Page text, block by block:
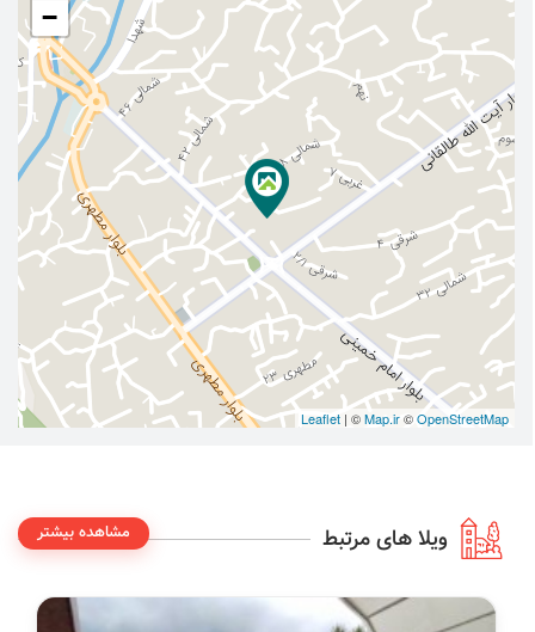
−
Leaflet | ©Map.ir©OpenStreetMap
ویلا های مرتبط مشاهده بیشتر